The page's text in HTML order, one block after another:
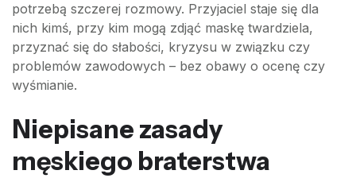
potrzebą szczerej rozmowy. Przyjaciel staje się dla
nich kimś, przy kim mogą zdjąć maskę twardziela,
przyznać się do słabości, kryzysu w związku czy
problemów zawodowych – bez obawy o ocenę czy
wyśmianie.
Niepisane zasady
męskiego braterstwa